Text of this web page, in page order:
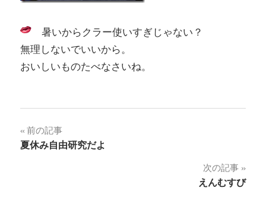
暑いからクラー使いすぎじゃない？
無理しないでいいから。
おいしいものたべなさいね。
投
稿
前の記事
夏休み自由研究だよ
次の記事
えんむすび